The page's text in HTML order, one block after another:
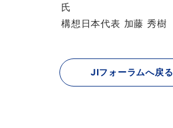
氏
構想日本代表 加藤 秀樹
JIフォーラムへ戻る